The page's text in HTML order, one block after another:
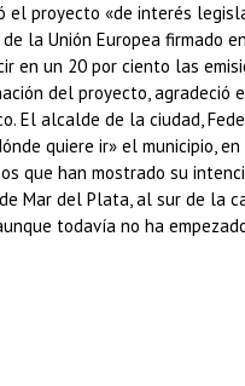
el proyecto «de interés
la Unión Europea firmado
en un 20 por ciento las
del proyecto,
El alcalde de la ciudad,
quiere ir» el municipio,
que han mostrado su
Mar del Plata, al sur de la
todavía no ha